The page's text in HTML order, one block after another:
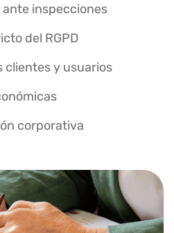
inspecciones
del RGPD
clientes y usuarios
corporativa